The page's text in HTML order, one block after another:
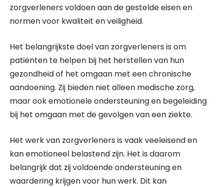
zorgverleners voldoen aan de gestelde eisen en
normen voor kwaliteit en veiligheid.
Het belangrijkste doel van zorgverleners is om
patiënten te helpen bij het herstellen van hun
gezondheid of het omgaan met een chronische
aandoening. Zij bieden niet alleen medische zorg,
maar ook emotionele ondersteuning en begeleiding
bij het omgaan met de gevolgen van een ziekte.
Het werk van zorgverleners is vaak veeleisend en
kan emotioneel belastend zijn. Het is daarom
belangrijk dat zij voldoende ondersteuning en
waardering krijgen voor hun werk. Dit kan